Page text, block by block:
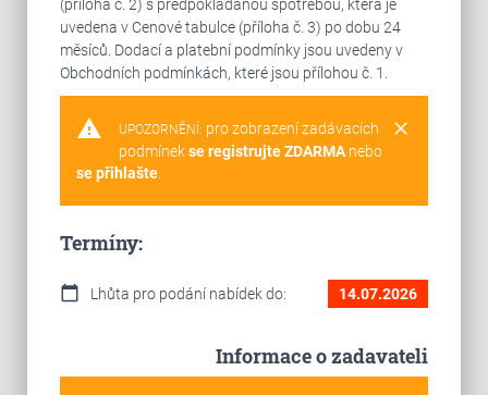
(příloha č. 2) s předpokládanou spotřebou, která je
uvedena v Cenové tabulce (příloha č. 3) po dobu 24
měsíců. Dodací a platební podmínky jsou uvedeny v
Obchodních podmínkách, které jsou přílohou č. 1.
warning clear
UPOZORNĚNÍ: pro zobrazení zadávacích
podmínekse registrujte ZDARMAnebo
se přihlašte.
Termíny:
calendar_today Lhůta pro podání nabídek do: 14.07.2026
Informace o zadavateli